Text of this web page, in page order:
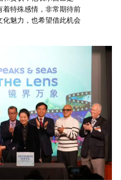
特殊感情，非常期待前
魅力，也希望借此机会